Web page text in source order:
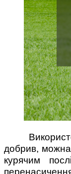
добрив, можна
курячим